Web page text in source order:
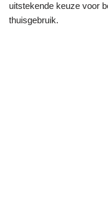
uitstekende keuze voor
thuisgebruik.